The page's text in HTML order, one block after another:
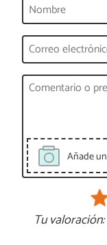
Añade
Tu valoración: